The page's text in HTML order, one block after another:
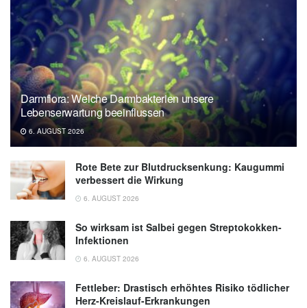
Öffentliches Gesundheitsportal Österreichs
„Gesundheit.gv.at“: Reflux und Sodbrennen,
(Abruf: 14.11.2022),Gesundheit.gv.at
Darmflora: Welche Darmbakterien unsere
Lebenserwartung beeinflussen
6. AUGUST 2026
Rote Bete zur Blutdrucksenkung: Kaugummi
verbessert die Wirkung
6. AUGUST 2026
So wirksam ist Salbei gegen Streptokokken-
Infektionen
6. AUGUST 2026
Fettleber: Drastisch erhöhtes Risiko tödlicher
Herz-Kreislauf-Erkrankungen